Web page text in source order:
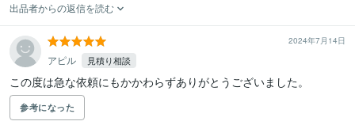
出品者からの返信を読む
2024年7月14日
アピル 見積り相談
参考になった